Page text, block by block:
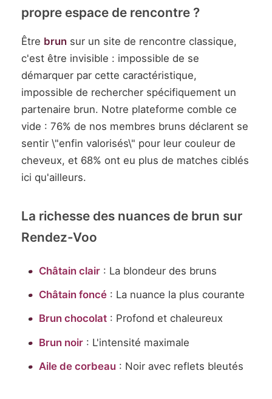
propre espace de rencontre ?
Être brun sur un site de rencontre classique,
c'est être invisible : impossible de se
démarquer par cette caractéristique,
impossible de rechercher spécifiquement un
partenaire brun. Notre plateforme comble ce
vide : 76% de nos membres bruns déclarent se
sentir \"enfin valorisés\" pour leur couleur de
cheveux, et 68% ont eu plus de matches ciblés
ici qu'ailleurs.
La richesse des nuances de brun sur
Rendez-Voo
Châtain clair: La blondeur des bruns
Châtain foncé: La nuance la plus courante
Brun chocolat: Profond et chaleureux
Brun noir: L'intensité maximale
Aile de corbeau : Noir avec reflets bleutés